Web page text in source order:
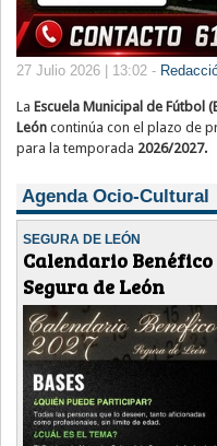
27 Julio 2026 | 13:02 -
La Escuela Municipal de Fútbol
León continúa con el plazo de
para la temporada 2026/2027.
Agenda Ocio-Cultural
SEGURA DE LEÓN
Calendario Benéfico
Segura de León